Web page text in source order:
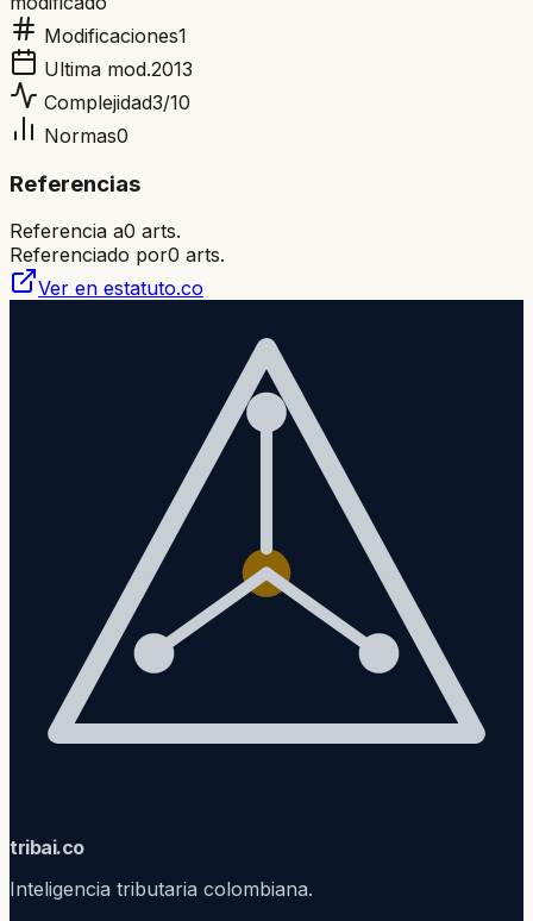
Modificaciones1
Ultima mod.2013
Complejidad3/10
Normas0
Referencias
Referencia a0 arts.
Referenciado por0 arts.
Ver en estatuto.co
tribai.co
Inteligencia tributaria colombiana.